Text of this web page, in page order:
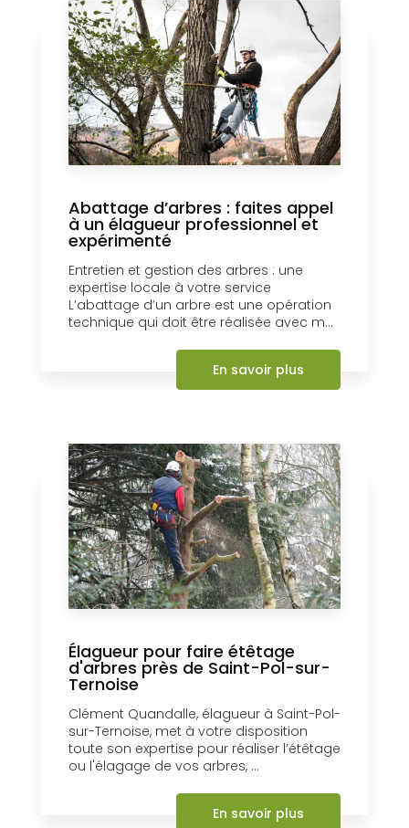
Abattage d’arbres : faites appel
à un élagueur professionnel et
expérimenté
Entretien et gestion des arbres : une
expertise locale à votre service
L’abattage d’un arbre est une opération
technique qui doit être réalisée avec m...
En savoir plus
Élagueur pour faire étêtage
d'arbres près de Saint-Pol-sur-
Ternoise
Clément Quandalle, élagueur à Saint-Pol-
sur-Ternoise, met à votre disposition
toute son expertise pour réaliser l’étêtage
ou l'élagage de vos arbres, ...
En savoir plus